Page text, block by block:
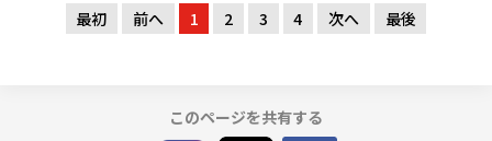
最初 前へ 1 2 3 4 次へ 最後
このページを共有する